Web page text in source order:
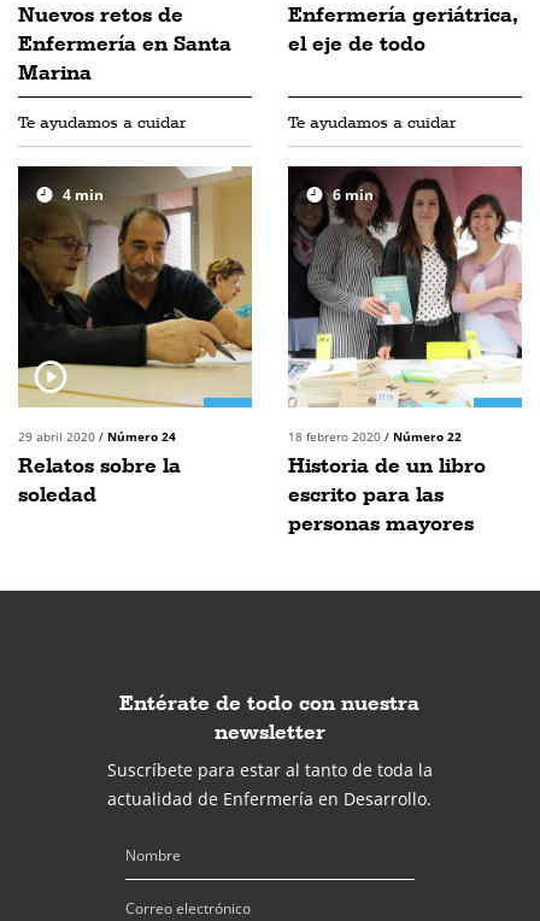
Nuevos retos de
Enfermería en Santa
Marina
Enfermería geriátrica,
el eje de todo
Te ayudamos a cuidar
4min
29 abril 2020 / Número 24
Relatos sobre la
soledad
Te ayudamos a cuidar
6 min
18 febrero 2020 / Número 22
Historia de un libro
escrito para las
personas mayores
Entérate de todo con nuestra
newsletter
Suscríbete para estar al tanto de toda la
actualidad de Enfermería en Desarrollo.